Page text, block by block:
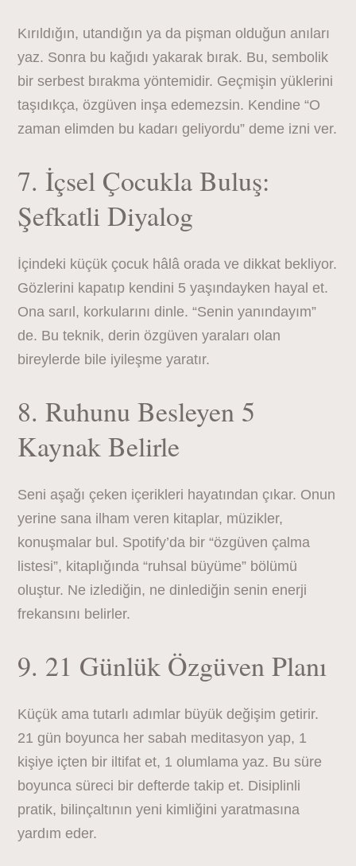
Kırıldığın, utandığın ya da pişman olduğun anıları
yaz. Sonra bu kağıdı yakarak bırak. Bu, sembolik
bir serbest bırakma yöntemidir. Geçmişin yüklerini
taşıdıkça, özgüven inşa edemezsin. Kendine “O
zaman elimden bu kadarı geliyordu” deme izni ver.
7. İçsel Çocukla Buluş:
Şefkatli Diyalog
İçindeki küçük çocuk hâlâ orada ve dikkat bekliyor.
Gözlerini kapatıp kendini 5 yaşındayken hayal et.
Ona sarıl, korkularını dinle. “Senin yanındayım”
de. Bu teknik, derin özgüven yaraları olan
bireylerde bile iyileşme yaratır.
8. Ruhunu Besleyen 5
Kaynak Belirle
Seni aşağı çeken içerikleri hayatından çıkar. Onun
yerine sana ilham veren kitaplar, müzikler,
konuşmalar bul. Spotify’da bir “özgüven çalma
listesi”, kitaplığında “ruhsal büyüme” bölümü
oluştur. Ne izlediğin, ne dinlediğin senin enerji
frekansını belirler.
9. 21 Günlük Özgüven Planı
Küçük ama tutarlı adımlar büyük değişim getirir.
21 gün boyunca her sabah meditasyon yap, 1
kişiye içten bir iltifat et, 1 olumlama yaz. Bu süre
boyunca süreci bir defterde takip et. Disiplinli
pratik, bilinçaltının yeni kimliğini yaratmasına
yardım eder.